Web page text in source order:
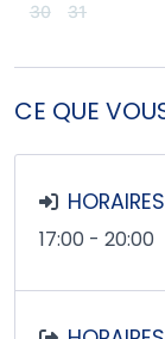
30
31
CE QUE
17:00 - 20:00